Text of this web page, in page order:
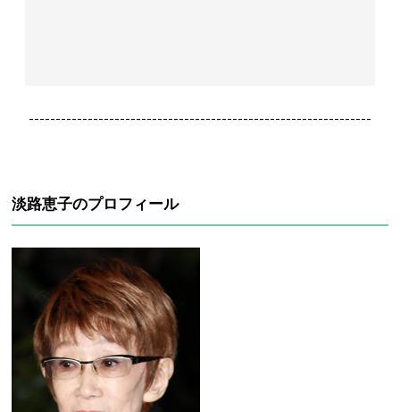
----------------------------------------------------------------
淡路恵子のプロフィール